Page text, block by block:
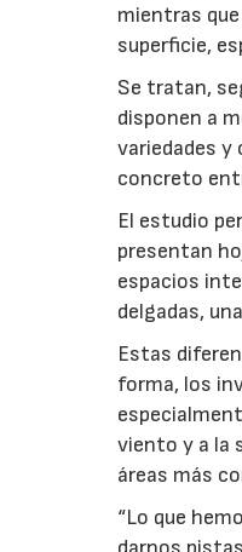
mientras
superficie,
Se tratan,
disponen a
variedades y
concreto
El estudio
presentan
espacios
delgadas,
Estas
forma, los
viento y a la
áreas más
“Lo que